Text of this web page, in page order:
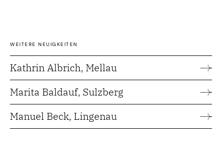
WEITERE NEUIGKEITEN
Kathrin Albrich, Mellau
Marita Baldauf, Sulzberg
Manuel Beck, Lingenau